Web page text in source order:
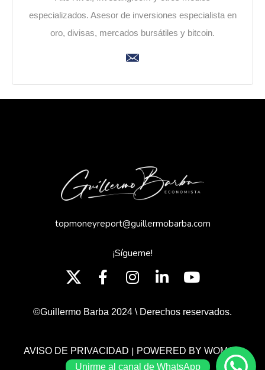
especializados. Asesor de inversiones especialista en
oro, divisas, mercados bursátiles y bitcoin.
topmoneyreport@guillermobarba.com
¡Sígueme!
©Guillermo Barba 2024 \ Derechos reservados.
AVISO DE PRIVACIDAD | POWERED BY WOMGP
Unirme al canal de WhatsApp